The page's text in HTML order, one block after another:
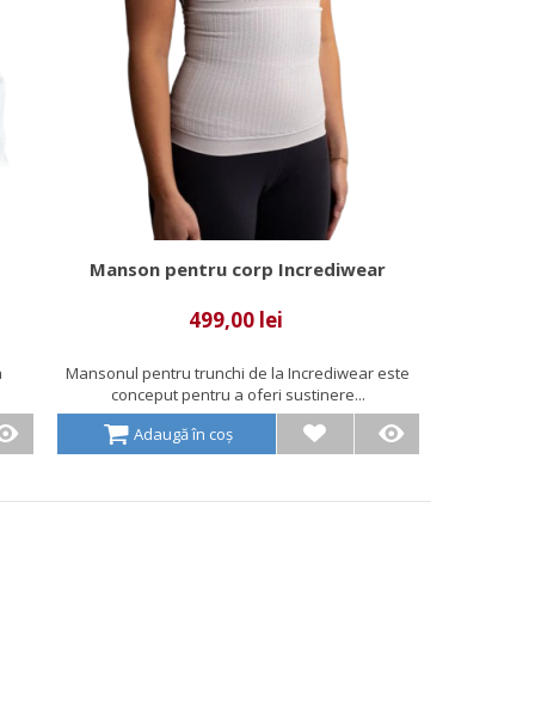
Manson pentru corp Incrediwear
499,00 lei
Mansonul pentru trunchi de la Incrediwear este
conceput pentru a oferi sustinere...
Adaugă în coș